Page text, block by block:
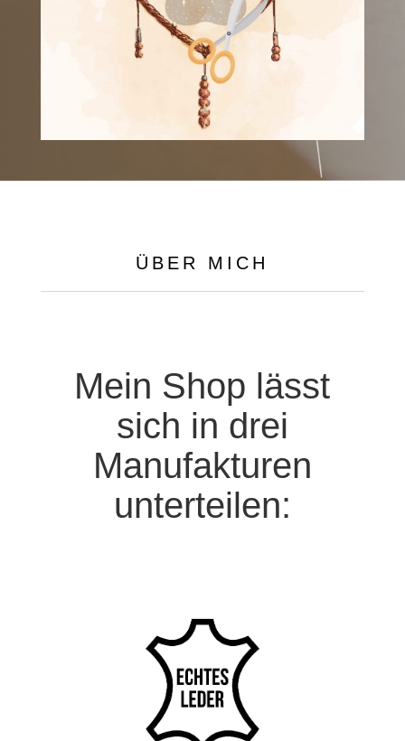
ÜBER MICH
Mein Shop lässt
sich in drei
Manufakturen
unterteilen: